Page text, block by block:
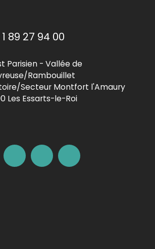
89 27 94 00
Parisien - Vallée de
Rambouillet
Secteur Montfort l'Amaury
Les Essarts-le-Roi